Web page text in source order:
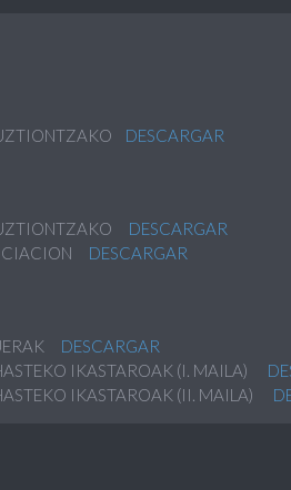
DESCARGAR
DESCARGAR
DESCARGAR
DESCARGAR
IKASTAROAK (I. MAILA)
IKASTAROAK (II. MAILA)